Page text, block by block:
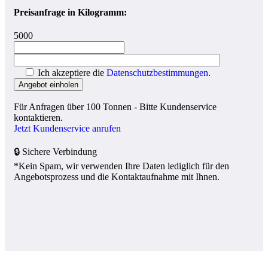
Preisanfrage in Kilogramm:
5000
Ich akzeptiere die Datenschutzbestimmungen.
Für Anfragen über 100 Tonnen - Bitte Kundenservice
kontaktieren.
Jetzt Kundenservice anrufen
🔒 Sichere Verbindung
*Kein Spam, wir verwenden Ihre Daten lediglich für den
Angebotsprozess und die Kontaktaufnahme mit Ihnen.